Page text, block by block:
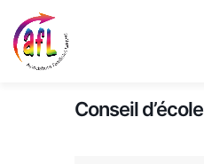
Conseil d’école